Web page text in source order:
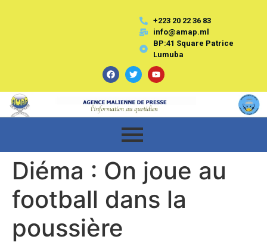
+223 20 22 36 83
info@amap.ml
BP:41 Square Patrice
Lumuba
Diéma : On joue au
football dans la
poussière